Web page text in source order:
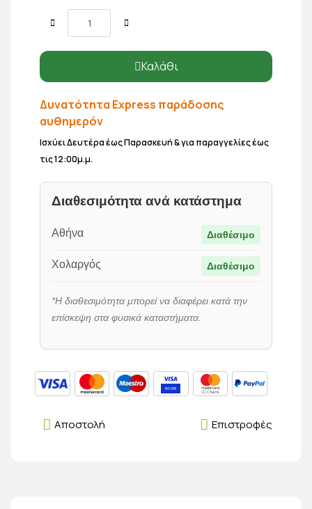
Καλάθι
Δυνατότητα Express παράδοσης
αυθημερόν
Ισχύει Δευτέρα έως Παρασκευή & για παραγγελίες έως
τις 12:00μ.μ.
Διαθεσιμότητα ανά κατάστημα
Αθήνα Διαθέσιμο
Χολαργός Διαθέσιμο
*Η διαθεσιμότητα μπορεί να διαφέρει κατά την
επίσκεψη στα φυσικά καταστήματα.
Επιστροφές
Αποστολή